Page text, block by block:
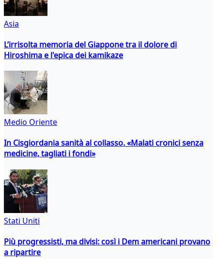
Asia
L’irrisolta memoria del Giappone tra il dolore di
Hiroshima e l'epica dei kamikaze
Medio Oriente
In Cisgiordania sanità al collasso. «Malati cronici senza
medicine, tagliati i fondi»
Stati Uniti
Più progressisti, ma divisi: così i Dem americani provano
a ripartire